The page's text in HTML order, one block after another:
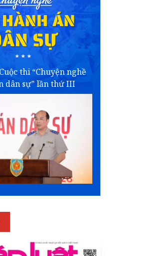
thi “Chuyện nghề
dân sự” lần thứ III